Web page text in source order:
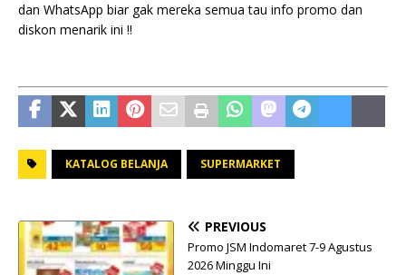
dan WhatsApp biar gak mereka semua tau info promo dan
diskon menarik ini !!
KATALOG BELANJA SUPERMARKET
PREVIOUS
Promo JSM Indomaret 7-9 Agustus
2026 Minggu Ini